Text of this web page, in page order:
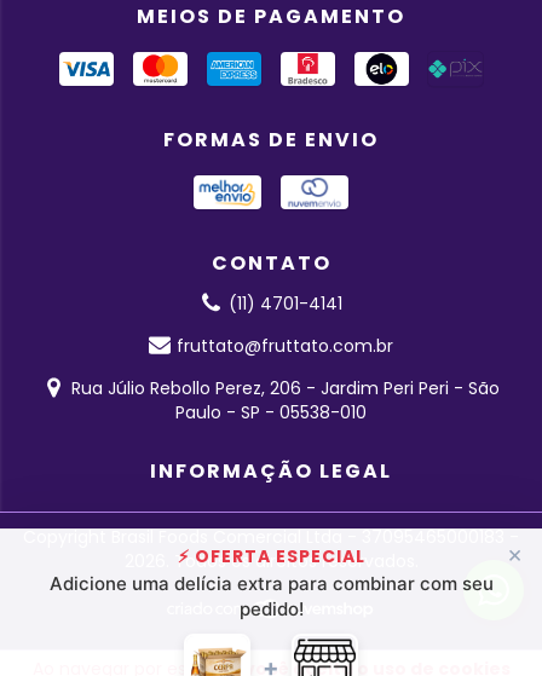
Ao navegar por este site você aceita o uso de cookies
MEIOS DE PAGAMENTO
FORMAS DE ENVIO
CONTATO
(11) 4701-4141
fruttato@fruttato.com.br
Rua Júlio Rebollo Perez, 206 - Jardim Peri Peri - São
Paulo - SP - 05538-010
INFORMAÇÃO LEGAL
Copyright Brasil Foods Comercial Ltda - 37095465000183 -
2026. Todos os direitos reservados.
×
⚡ OFERTA ESPECIAL
Adicione uma delícia extra para combinar com seu
pedido!
+